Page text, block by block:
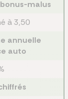
malus
à 3,50
annuelle
auto